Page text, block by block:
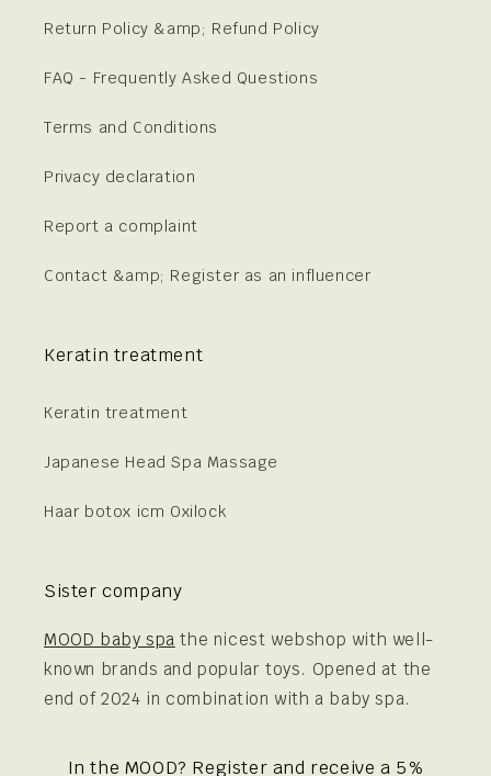
Return Policy &amp; Refund Policy
FAQ - Frequently Asked Questions
Terms and Conditions
Privacy declaration
Report a complaint
Contact &amp; Register as an influencer
Keratin treatment
Keratin treatment
Japanese Head Spa Massage
Haar botox icm Oxilock
Sister company
MOOD baby spa the nicest webshop with well-
known brands and popular toys. Opened at the
end of 2024 in combination with a baby spa.
In the MOOD? Register and receive a 5%